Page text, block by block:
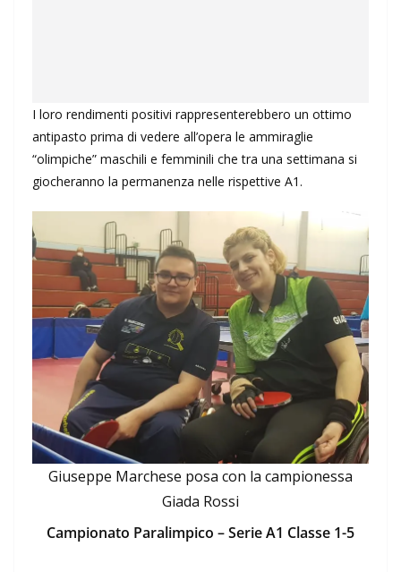
I loro rendimenti positivi rappresenterebbero un ottimo
antipasto prima di vedere all’opera le ammiraglie
“olimpiche” maschili e femminili che tra una settimana si
giocheranno la permanenza nelle rispettive A1.
Giuseppe Marchese posa con la campionessa
Giada Rossi
Campionato Paralimpico – Serie A1 Classe 1-5